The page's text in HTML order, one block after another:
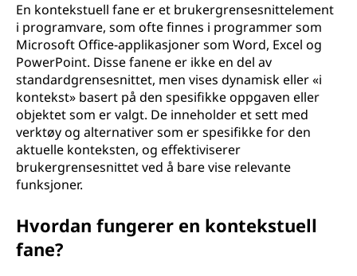
En kontekstuell fane er et brukergrensesnittelement
i programvare, som ofte finnes i programmer som
Microsoft Office-applikasjoner som Word, Excel og
PowerPoint. Disse fanene er ikke en del av
standardgrensesnittet, men vises dynamisk eller «i
kontekst» basert på den spesifikke oppgaven eller
objektet som er valgt. De inneholder et sett med
verktøy og alternativer som er spesifikke for den
aktuelle konteksten, og effektiviserer
brukergrensesnittet ved å bare vise relevante
funksjoner.
Hvordan fungerer en kontekstuell
fane?